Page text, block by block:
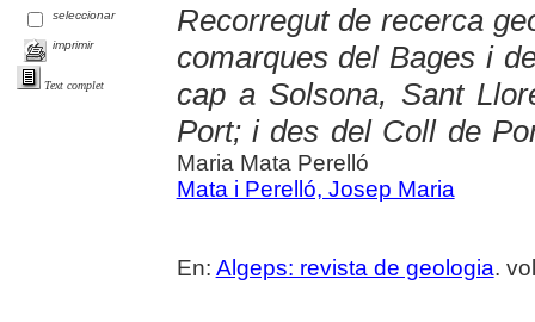
seleccionar
imprimir
Text complet
Recorregut de recerca
comarques del Bages i
cap a Solsona, Sant
Port; i des del Coll de
Maria Mata Perelló
Mata i Perelló, Josep Maria
En: Algeps: revista de geologia.